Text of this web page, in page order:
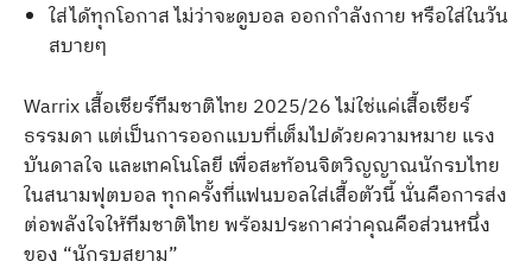
ใส่ได้ทุกโอกาส ไม่ว่าจะดูบอล ออกกำลังกาย หรือใส่ในวัน
สบายๆ
Warrix เสื้อเชียร์ทีมชาติไทย 2025/26 ไม่ใช่แค่เสื้อเชียร์
ธรรมดา แต่เป็นการออกแบบที่เต็มไปด้วยความหมาย แรง
บันดาลใจ และเทคโนโลยี เพื่อสะท้อนจิตวิญญาณนักรบไทย
ในสนามฟุตบอล ทุกครั้งที่แฟนบอลใส่เสื้อตัวนี้ นั่นคือการส่ง
ต่อพลังใจให้ทีมชาติไทย พร้อมประกาศว่าคุณคือส่วนหนึ่ง
ของ “นักรบสยาม”